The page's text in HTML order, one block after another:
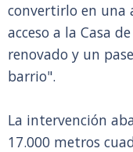
convertirlo en una
acceso a la Casa
renovado y un
barrio".
La intervención
17.000 metros